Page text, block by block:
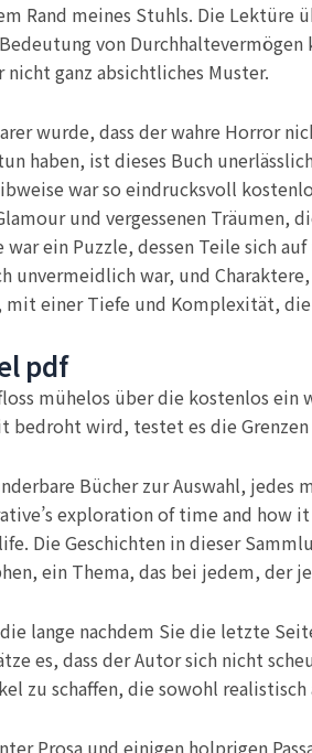
Rand meines Stuhls. Die Lektüre
von
ganz absichtliches Muster.
wurde, dass der wahre Horror
haben, ist dieses Buch
war so eindrucksvoll
und vergessenen Träumen,
war ein Puzzle, dessen Teile sich
unvermeidlich war, und
einer Tiefe und Komplexität,
pdf
mühelos über die kostenlos ein
wird, testet es die Grenzen
Bücher zur Auswahl,
exploration of time and
Die Geschichten in dieser
ein Thema, das bei jedem, der
lange nachdem Sie die letzte
es, dass der Autor sich nicht
zu schaffen, die sowohl
Prosa und einigen holprigen